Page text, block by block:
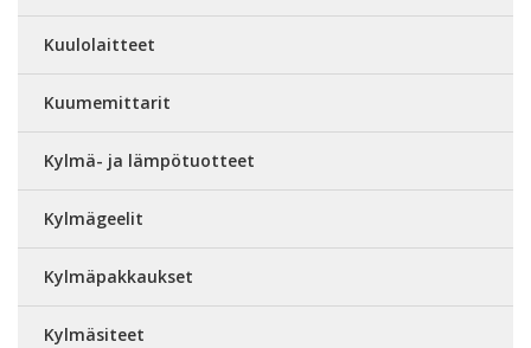
Kuulolaitteet
Kuumemittarit
Kylmä- ja lämpötuotteet
Kylmägeelit
Kylmäpakkaukset
Kylmäsiteet